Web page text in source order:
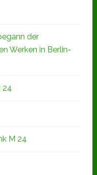
der
Werken in Berlin-
24
M 24